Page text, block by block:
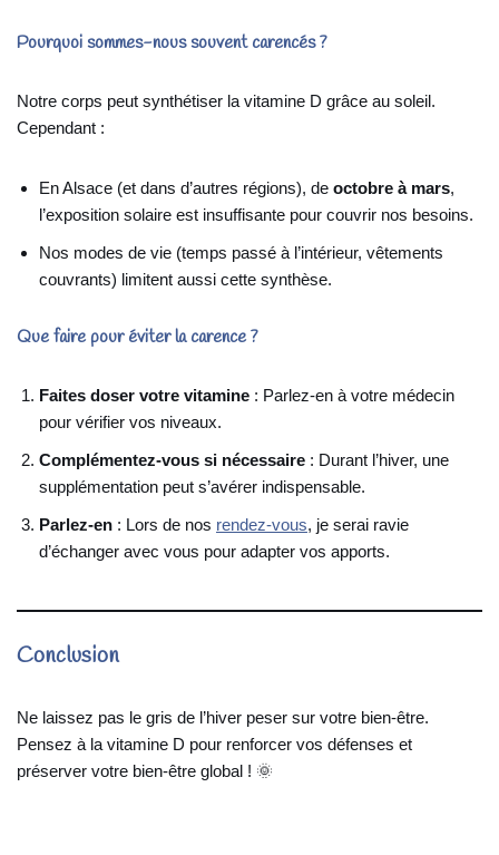
Pourquoi sommes-nous souvent carencés ?
Notre corps peut synthétiser la vitamine D grâce au soleil.
Cependant :
En Alsace (et dans d’autres régions), de octobre à mars,
l’exposition solaire est insuffisante pour couvrir nos besoins.
Nos modes de vie (temps passé à l’intérieur, vêtements
couvrants) limitent aussi cette synthèse.
Que faire pour éviter la carence ?
Faites doser votre vitamine : Parlez-en à votre médecin
pour vérifier vos niveaux.
Complémentez-vous si nécessaire : Durant l’hiver, une
supplémentation peut s’avérer indispensable.
Parlez-en : Lors de nos rendez-vous, je serai ravie
d’échanger avec vous pour adapter vos apports.
Conclusion
Ne laissez pas le gris de l’hiver peser sur votre bien-être.
Pensez à la vitamine D pour renforcer vos défenses et
préserver votre bien-être global ! 🌞